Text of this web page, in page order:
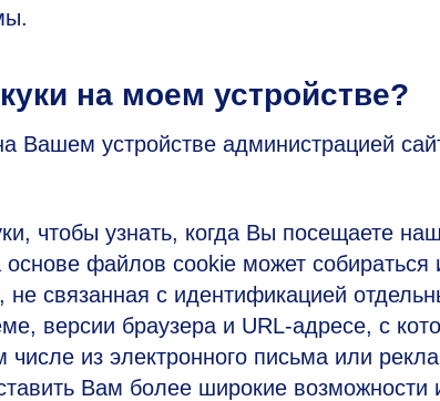
на моем устройстве?
Вашем устройстве администрацией
чтобы узнать, когда Вы посещаете
файлов cookie может собираться
связанная с идентификацией
версии браузера и URL-адресе, с
числе из электронного письма или
Вам более широкие возможности